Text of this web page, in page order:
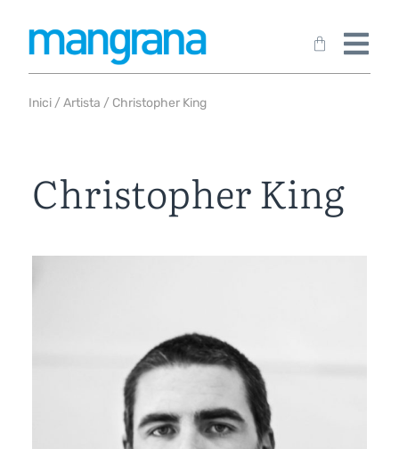
Inici /Artista / Christopher King
Christopher King